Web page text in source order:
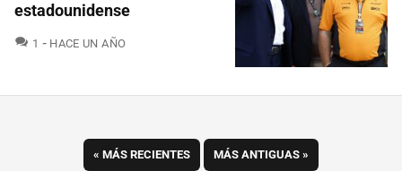
estadounidense
1 COMENTARIOS
HACE UN AÑO
« MÁS RECIENTES MÁS ANTIGUAS »